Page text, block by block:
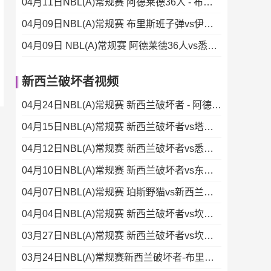
04月11日NBL(A)常规赛 阿德莱德36人 - 布里斯班子弹 录像集锦
04月09日NBL(A)常规赛 布里斯班子弹vs伊拉瓦拉老鹰 录像
04月09日 NBL(A)常规赛 阿德莱德36人vs悉尼国王 录像
新西兰破坏者视频
04月24日NBL(A)常规赛 新西兰破坏者 - 阿德莱德36人 录像集锦
04月15日NBL(A)常规赛 新西兰破坏者vs塔斯马尼亚蚂蚁 全场录像
04月12日NBL(A)常规赛 新西兰破坏者vs悉尼国王 录像集锦
04月10日NBL(A)常规赛 新西兰破坏者vs东南墨尔本凤凰 录像
04月07日NBL(A)常规赛 珀斯野猫vs新西兰破坏者 录像
04月04日NBL(A)常规赛 新西兰破坏者vs坎斯大班 录像
03月27日NBL(A)常规赛 新西兰破坏者vs坎斯大班 录像集锦
03月24日NBL(A)常规赛新西兰破坏者-布里斯班子弹录像